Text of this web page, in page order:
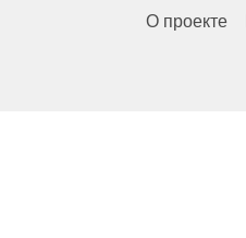
О проекте